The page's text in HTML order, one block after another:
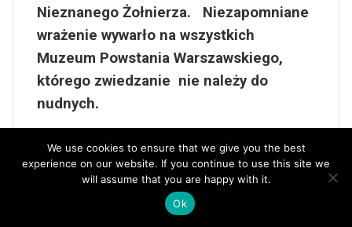
Nieznanego Żołnierza. Niezapomniane
wrażenie wywarło na wszystkich
Muzeum Powstania Warszawskiego,
którego zwiedzanie nie należy do
nudnych.
Wycieczka zdecydowanie należała do
udanych ( patrz zdjęcia 😊)!!
We use cookies to ensure that we give you the best
experience on our website. If you continue to use this site we
will assume that you are happy with it.
Ok